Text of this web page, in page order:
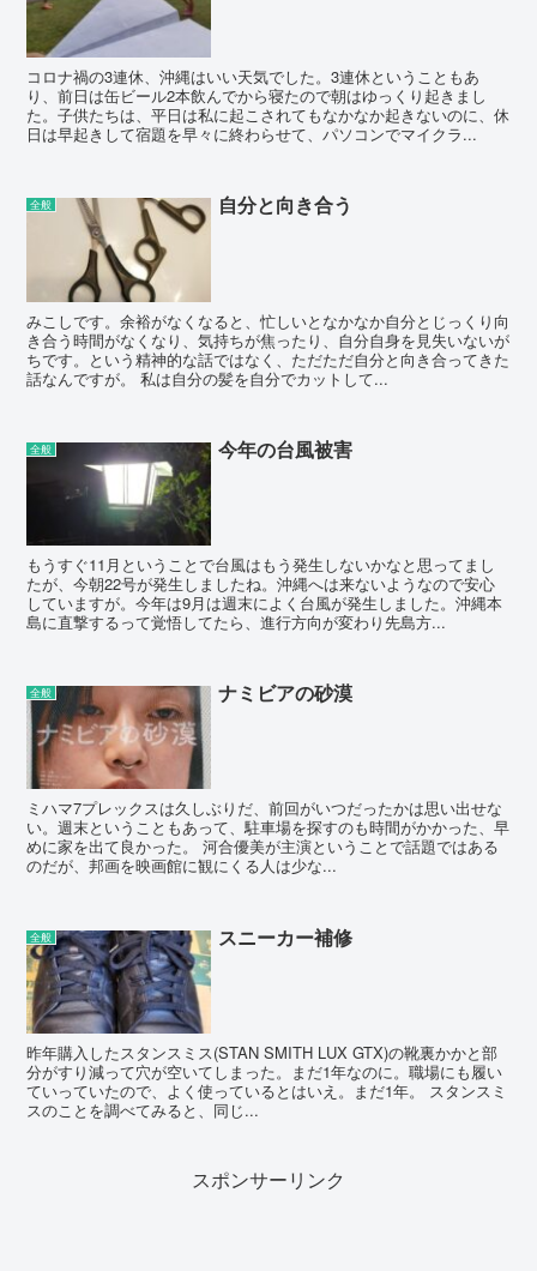
コロナ禍の3連休、沖縄はいい天気でした。3連休ということもあ
り、前日は缶ビール2本飲んでから寝たので朝はゆっくり起きまし
た。子供たちは、平日は私に起こされてもなかなか起きないのに、休
日は早起きして宿題を早々に終わらせて、パソコンでマイクラ...
全般 自分と向き合う
みこしです。余裕がなくなると、忙しいとなかなか自分とじっくり向
き合う時間がなくなり、気持ちが焦ったり、自分自身を見失いないが
ちです。という精神的な話ではなく、ただただ自分と向き合ってきた
話なんですが。 私は自分の髪を自分でカットして...
全般 今年の台風被害
もうすぐ11月ということで台風はもう発生しないかなと思ってまし
たが、今朝22号が発生しましたね。沖縄へは来ないようなので安心
していますが。今年は9月は週末によく台風が発生しました。沖縄本
島に直撃するって覚悟してたら、進行方向が変わり先島方...
全般 ナミビアの砂漠
ミハマ7プレックスは久しぶりだ、前回がいつだったかは思い出せな
い。週末ということもあって、駐車場を探すのも時間がかかった、早
めに家を出て良かった。 河合優美が主演ということで話題ではある
のだが、邦画を映画館に観にくる人は少な...
全般 スニーカー補修
昨年購入したスタンスミス(STAN SMITH LUX GTX)の靴裏かかと部
分がすり減って穴が空いてしまった。まだ1年なのに。職場にも履い
ていっていたので、よく使っているとはいえ。まだ1年。 スタンスミ
スのことを調べてみると、同じ...
スポンサーリンク